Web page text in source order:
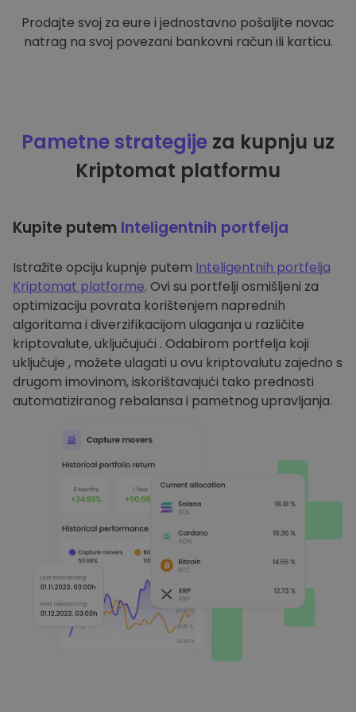
Prodajte svoj za eure i jednostavno pošaljite novac
natrag na svoj povezani bankovni račun ili karticu.
Pametne strategije za kupnju uz
Kriptomat platformu
Kupite putem Inteligentnih portfelja
Istražite opciju kupnje putem Inteligentnih portfelja
Kriptomat platforme. Ovi su portfelji osmišljeni za
optimizaciju povrata korištenjem naprednih
algoritama i diverzifikacijom ulaganja u različite
kriptovalute, uključujući . Odabirom portfelja koji
uključuje , možete ulagati u ovu kriptovalutu zajedno s
drugom imovinom, iskorištavajući tako prednosti
automatiziranog rebalansa i pametnog upravljanja.